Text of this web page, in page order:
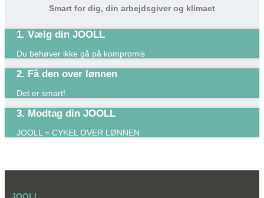
Smart for dig, din arbejdsgiver og klimaet
1. Vælg din JOOLL
Du behøver ikke gå på kompromis
2. Få den over lønnen
Det er smart!​
3. Modtag din JOOLL
JOOLL = CYKEL OVER LØNNEN